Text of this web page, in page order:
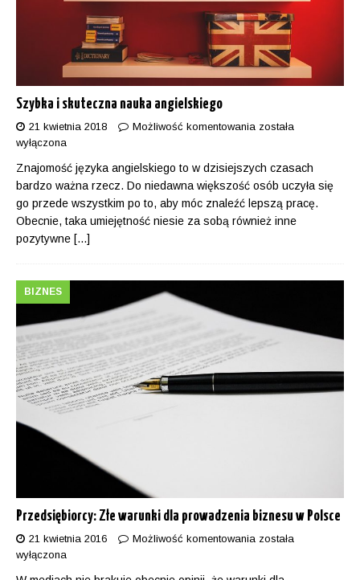
Szybka i skuteczna nauka angielskiego
21 kwietnia 2018 Możliwość komentowania została
wyłączona
Znajomość języka angielskiego to w dzisiejszych czasach
bardzo ważna rzecz. Do niedawna większość osób uczyła się
go przede wszystkim po to, aby móc znaleźć lepszą pracę.
Obecnie, taka umiejętność niesie za sobą również inne
pozytywne [...]
Przedsiębiorcy: Złe warunki dla prowadzenia biznesu w Polsce
BIZNES
21 kwietnia 2016 Możliwość komentowania została
wyłączona